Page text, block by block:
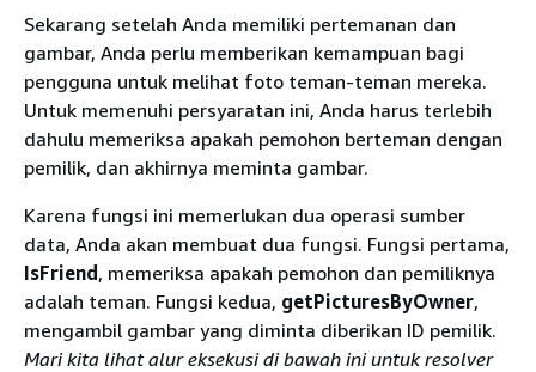
Sekarang setelah Anda memiliki pertemanan dan
gambar, Anda perlu memberikan kemampuan bagi
pengguna untuk melihat foto teman-teman mereka.
Untuk memenuhi persyaratan ini, Anda harus terlebih
dahulu memeriksa apakah pemohon berteman dengan
pemilik, dan akhirnya meminta gambar.
Karena fungsi ini memerlukan dua operasi sumber
data, Anda akan membuat dua fungsi. Fungsi pertama,
IsFriend , memeriksa apakah pemohon dan pemiliknya
adalah teman. Fungsi kedua, getPicturesByOwner,
mengambil gambar yang diminta diberikan ID pemilik.
Mari kita lihat alur eksekusi di bawah ini untuk resolver